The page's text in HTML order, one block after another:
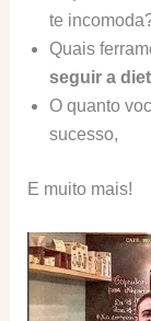
te
Quais
seguir a
O quanto
sucesso,
E muito mais!